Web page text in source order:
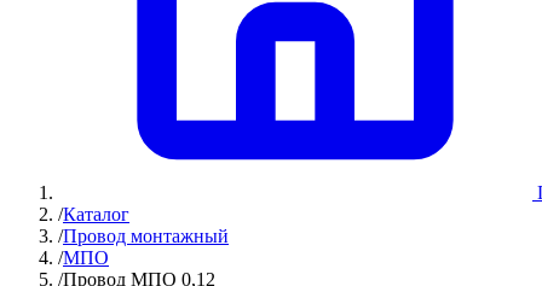
/Каталог
/Провод монтажный
/МПО
/Провод МПО 0,12